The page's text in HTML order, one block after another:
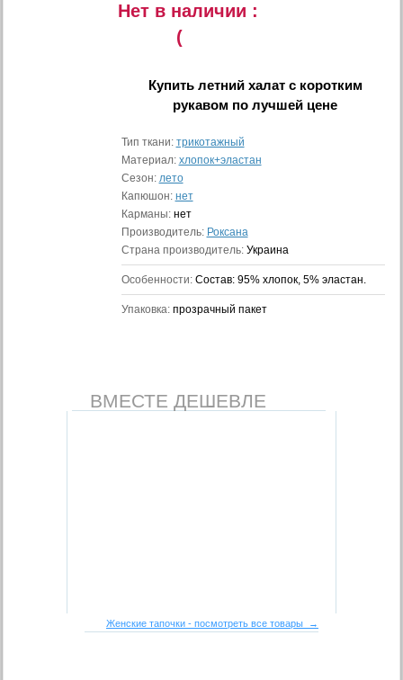
Нет в наличии :
(
Купить летний халат с коротким
рукавом по лучшей цене
Тип ткани: трикотажный
Материал: хлопок+эластан
Сезон: лето
Капюшон: нет
Карманы: нет
Производитель: Роксана
Страна производитель: Украина
Особенности: Состав: 95% хлопок, 5% эластан.
Упаковка: прозрачный пакет
ВМЕСТЕ ДЕШЕВЛЕ
Женские тапочки - посмотреть все товары →